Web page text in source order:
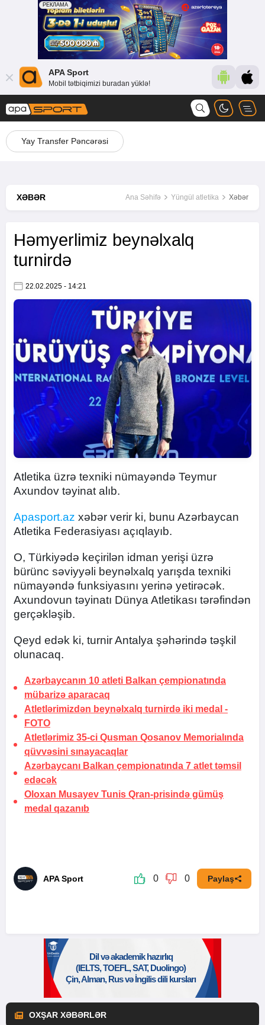
APA Sport
Mobil tətbiqimizi buradan yüklə!
Yay Transfer Pəncərəsi
XƏBƏR Ana Səhifə Yüngül atletika Xəbər
Həmyerlimiz beynəlxalq
turnirdə
22.02.2025 - 14:21
Atletika üzrə texniki nümayəndə Teymur
Axundov təyinat alıb.
Apasport.az xəbər verir ki, bunu Azərbaycan
Atletika Federasiyası açıqlayıb.
O, Türkiyədə keçirilən idman yerişi üzrə
bürünc səviyyəli beynəlxalq yarışda texniki
nümayəndə funksiyasını yerinə yetirəcək.
Axundovun təyinatı Dünya Atletikası tərəfindən
gerçəkləşib.
Qeyd edək ki, turnir Antalya şəhərində təşkil
olunacaq.
Azərbaycanın 10 atleti Balkan çempionatında
mübarizə aparacaq
Atletlərimizdən beynəlxalq turnirdə iki medal -
FOTO
Atletlərimiz 35-ci Qusman Qosanov Memorialında
qüvvəsini sınayacaqlar
Azərbaycanı Balkan çempionatında 7 atlet təmsil
edəcək
Oloxan Musayev Tunis Qran-prisində gümüş
medal qazanıb
APA Sport 0 0 Paylaş
OXŞAR XƏBƏRLƏR